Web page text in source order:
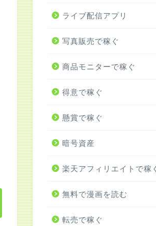
ライブ配信アプリ
写真販売で稼ぐ
商品モニターで稼ぐ
得意で稼ぐ
懸賞で稼ぐ
暗号資産
楽天アフィリエイトで稼
無料で漫画を読む
転売で稼ぐ